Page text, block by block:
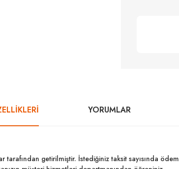
YORUMLAR
tarafından getirilmiştir. İstediğiniz taksit sayısında